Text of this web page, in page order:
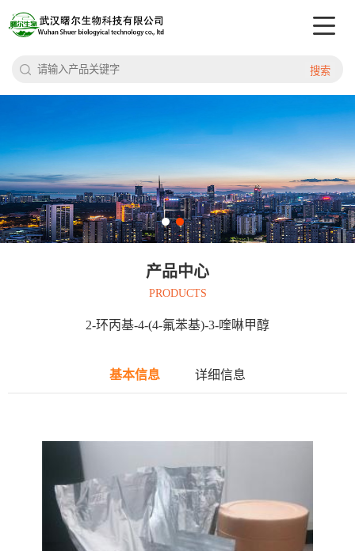
搜索
产品中心
PRODUCTS
2-环丙基-4-(4-氟苯基)-3-喹啉甲醇
基本信息 详细信息